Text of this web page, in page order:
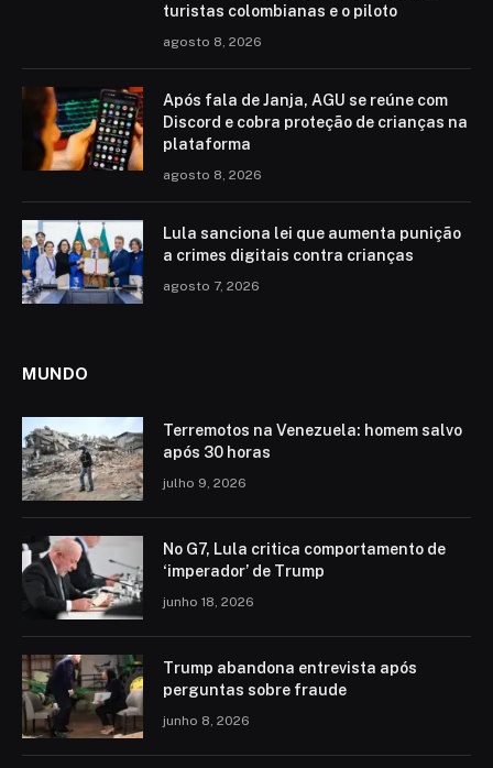
turistas colombianas e o piloto
agosto 8, 2026
Após fala de Janja, AGU se reúne com
Discord e cobra proteção de crianças na
plataforma
agosto 8, 2026
Lula sanciona lei que aumenta punição
a crimes digitais contra crianças
agosto 7, 2026
MUNDO
Terremotos na Venezuela: homem salvo
após 30 horas
julho 9, 2026
No G7, Lula critica comportamento de
‘imperador’ de Trump
junho 18, 2026
Trump abandona entrevista após
perguntas sobre fraude
junho 8, 2026